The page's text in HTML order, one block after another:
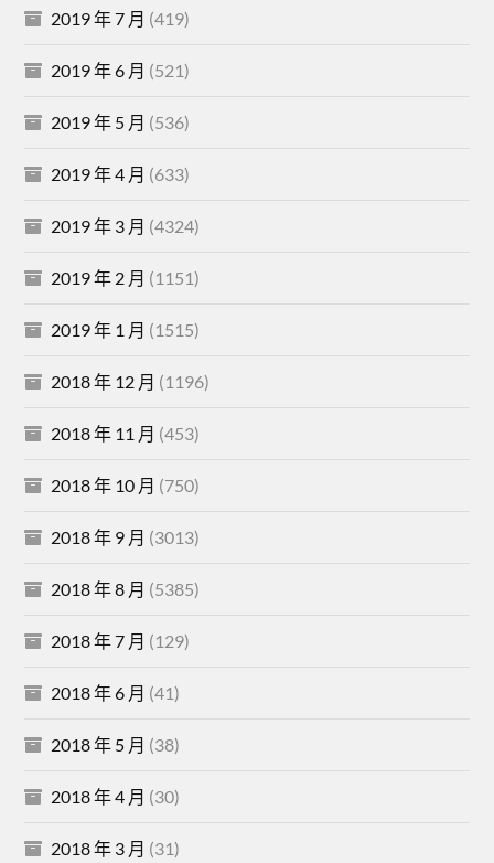
2019 年 7 月 (419)
2019 年 6 月 (521)
2019 年 5 月 (536)
2019 年 4 月 (633)
2019 年 3 月 (4324)
2019 年 2 月 (1151)
2019 年 1 月 (1515)
2018 年 12 月 (1196)
2018 年 11 月 (453)
2018 年 10 月 (750)
2018 年 9 月 (3013)
2018 年 8 月 (5385)
2018 年 7 月 (129)
2018 年 6 月 (41)
2018 年 5 月 (38)
2018 年 4 月 (30)
2018 年 3 月 (31)